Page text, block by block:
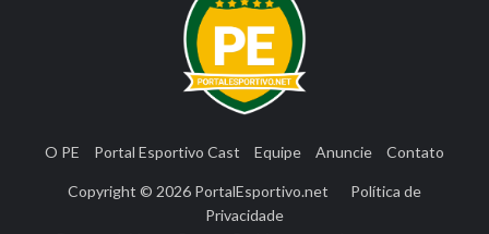
O PE Portal Esportivo Cast Equipe Anuncie Contato
Copyright © 2026 PortalEsportivo.net
Política de
Privacidade